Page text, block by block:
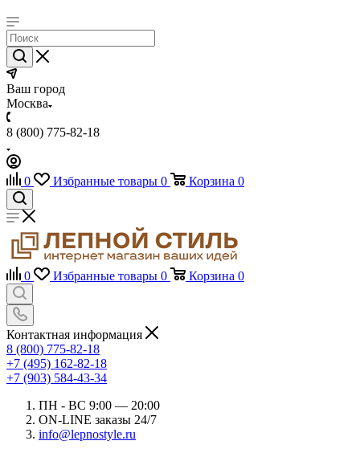
Ваш город
Москва
8 (800) 775-82-18
0 Избранные товары 0 Корзина 0
0 Избранные товары 0 Корзина 0
Контактная информация
8 (800) 775-82-18
+7 (495) 162-82-18
+7 (903) 584-43-34
ПН - ВС 9:00 — 20:00
ON-LINE заказы 24/7
info@lepnostyle.ru